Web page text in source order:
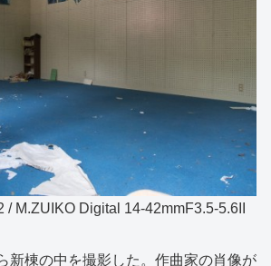
M.ZUIKO Digital 14-42mmF3.5-5.6II
新棟の中を撮影した。作曲家の肖像が